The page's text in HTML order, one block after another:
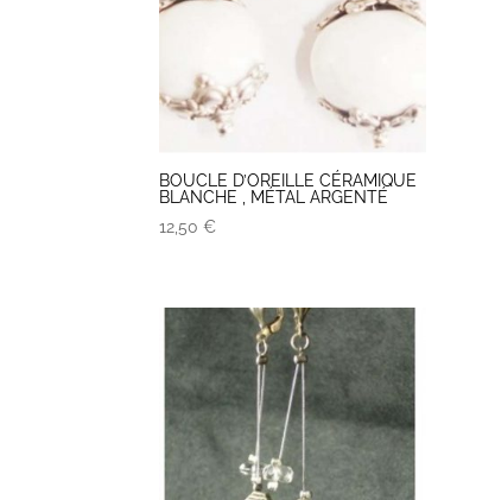
BOUCLE D’OREILLE CÉRAMIQUE
BLANCHE , MÉTAL ARGENTÉ
12,50€